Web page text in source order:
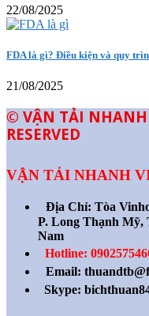
22/08/2025
FDA là gì? Điều kiện và quy
21/08/2025
© VẬN TẢI NHANH
RESERVED
VẬN TẢI NHANH
Địa Chỉ: Tòa
P. Long Thạnh
Nam
Hotline:
Email:
Skype: